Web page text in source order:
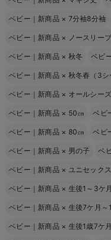
ベビー｜新商品 × 7分袖8分袖
ベビー｜新商品 × ノースリーブ
ベビー｜新商品 × 秋冬 ベビ
ベビー｜新商品 × 秋冬春（3シ
ベビー｜新商品 × オールシー
ベビー｜新商品 × 50㎝ ベビ
ベビー｜新商品 × 80㎝ ベビ
ベビー｜新商品 × 男の子 ベ
ベビー｜新商品 × ユニセックス
ベビー｜新商品 × 生後1～3ケ
ベビー｜新商品 × 生後7ケ月～
ベビー｜新商品 × 生後1歳7ケ